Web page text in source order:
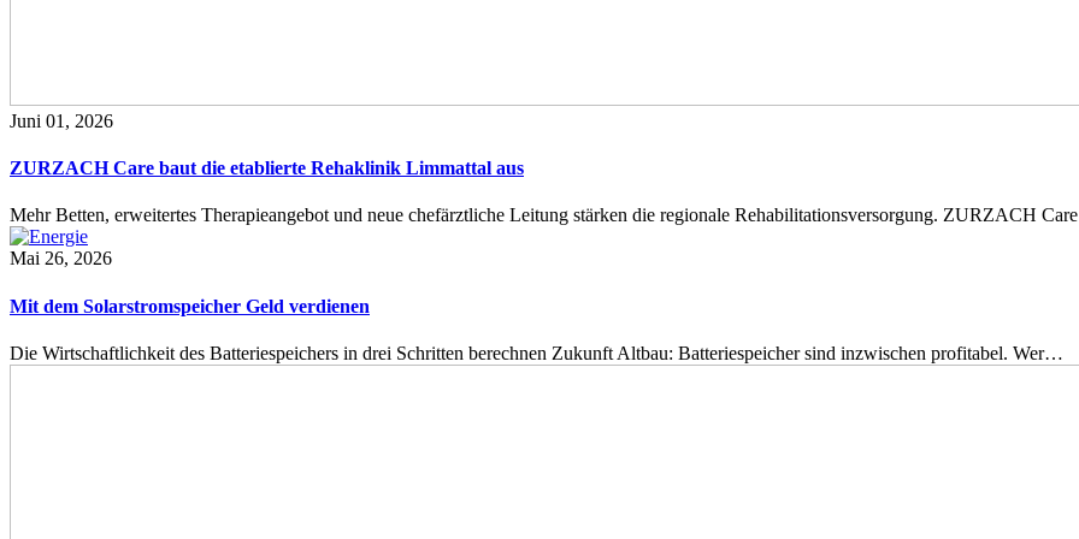
Juni 01, 2026
ZURZACH Care baut die etablierte Rehaklinik Limmattal aus
Mehr Betten, erweitertes Therapieangebot und neue chefärztliche Leitung stärken die regionale Rehabilitationsversorgung. ZURZACH
Mai 26, 2026
Mit dem Solarstromspeicher Geld verdienen
Die Wirtschaftlichkeit des Batteriespeichers in drei Schritten berechnen Zukunft Altbau: Batteriespeicher sind inzwischen profitabel. Wer…